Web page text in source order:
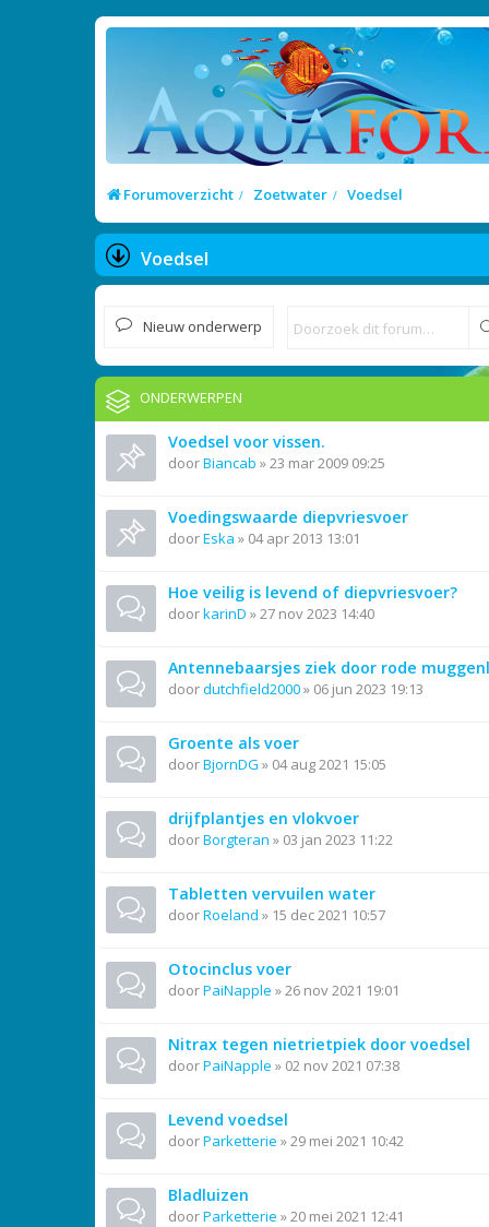
Forumoverzicht Zoetwater Voedsel
Voedsel
Nieuw onderwerp
ONDERWERPEN
Voedsel voor vissen.
doorBiancab »23 mar 2009 09:25
Voedingswaarde diepvriesvoer
doorEska » 04 apr 2013 13:01
Hoe veilig is levend of diepvriesvoer?
doorkarinD »27 nov 2023 14:40
Antennebaarsjes ziek door rode
doordutchfield2000» 06 jun 2023 19:13
Groente als voer
doorBjornDG » 04 aug 2021 15:05
drijfplantjes en vlokvoer
doorBorgteran » 03 jan 2023 11:22
Tabletten vervuilen water
doorRoeland » 15 dec 2021 10:57
Otocinclus voer
doorPaiNapple »26 nov 2021 19:01
Nitrax tegen nietrietpiek door voedsel
doorPaiNapple » 02 nov 2021 07:38
Levend voedsel
doorParketterie »29 mei 2021 10:42
Bladluizen
doorParketterie »20 mei 2021 12:41